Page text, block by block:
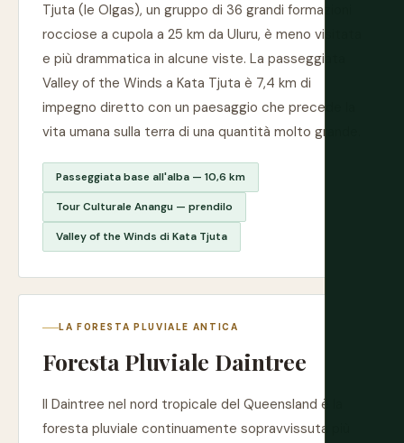
Tjuta (le Olgas), un gruppo di 36 grandi formazioni
rocciose a cupola a 25 km da Uluru, è meno visitata
e più drammatica in alcune viste. La passeggiata
Valley of the Winds a Kata Tjuta è 7,4 km di
impegno diretto con un paesaggio che precede la
vita umana sulla terra di una quantità molto grande.
Passeggiata base all'alba — 10,6 km
Tour Culturale Anangu — prendilo
Valley of the Winds di Kata Tjuta
LA FORESTA PLUVIALE ANTICA
Foresta Pluviale Daintree
Il Daintree nel nord tropicale del Queensland è la
foresta pluviale continuamente sopravvissuta più